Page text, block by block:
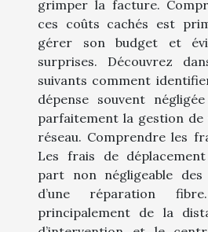
grimper la facture.
ces coûts cachés est
gérer son budget et
surprises. Découvrez
suivants comment
dépense souvent
parfaitement la gestion
réseau. Comprendre les
Les frais de
part non négligeable
d’une réparation
principalement de la